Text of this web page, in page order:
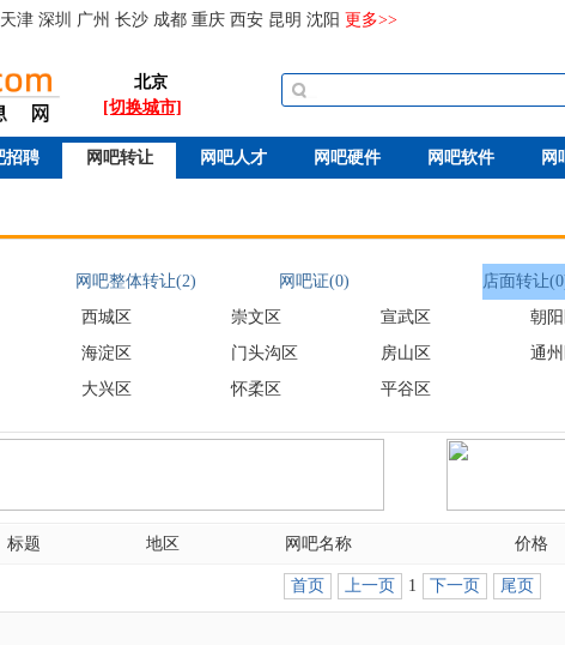
天津 深圳 广州 长沙 成都 重庆 西安 昆明 沈阳 更多>>
北京
[切换城市]
招聘 网吧转让 网吧人才 网吧硬件 网吧软件 网
网吧整体转让(2) 网吧证(0)
店面转让
西城区 崇文区 宣武区 朝阳
海淀区 门头沟区 房山区 通州
大兴区 怀柔区 平谷区
标题 地区 网吧名称 价格
首页 上一页 1 下一页 尾页